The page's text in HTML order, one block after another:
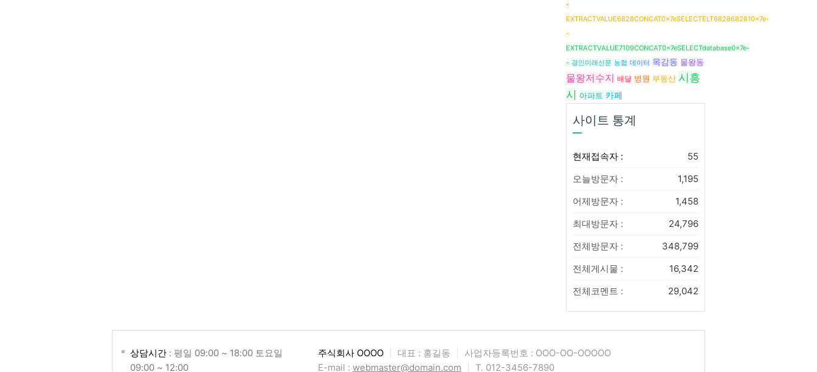
-
EXTRACTVALUE6828CONCAT0x7eSELECTELT6828682810x7e-
-
EXTRACTVALUE7109CONCAT0x7eSELECTdatabase0x7e-
- 경인미래신문 농협 데이터 목감동 물왕동
물왕저수지 배달 병원 부동산 시흥
시 아파트 카페
사이트 통계
현재접속자 :
55
오늘방문자 :
1,195
어제방문자 :
1,458
최대방문자 :
24,796
전체방문자 :
348,799
전체게시물 :
16,342
전체코멘트 :
29,042
상담시간 : 평일 09:00 ~ 18:00 토요일
09:00 ~ 12:00
주식회사 OOOO 대표 : 홍길동
사업자등록번호 : OOO-OO-OOOOO
E-mail : webmaster@domain.com T. 012-3456-7890